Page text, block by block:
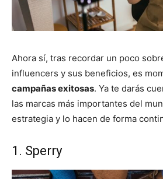
Ahora sí, tras recordar un poco
influencers y sus beneficios, es
campañas exitosas. Ya te darás
las marcas más importantes del
estrategia y lo hacen de forma
1. Sperry